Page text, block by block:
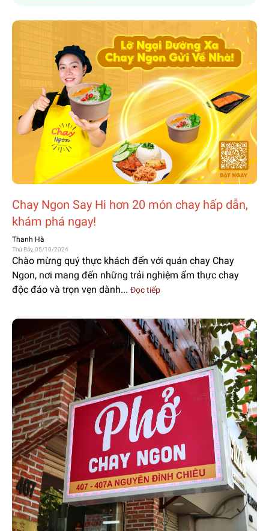
Chay Ngon Say Hi hơn 20 món chay hấp dẫn,
khám phá ngay!
Thanh Hà
Thứ Bảy, 05/10/2024
Chào mừng quý thực khách đến với quán chay Chay
Ngon, nơi mang đến những trải nghiệm ẩm thực chay
độc đáo và trọn vẹn dành... Đọc tiếp